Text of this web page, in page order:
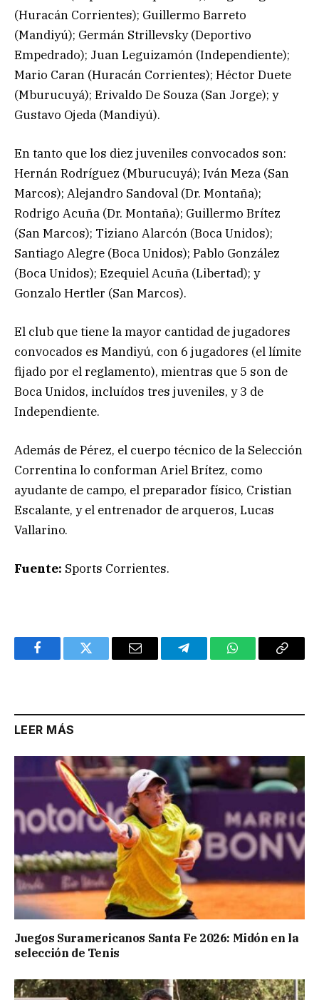
(Huracán Corrientes); Guillermo Barreto
(Mandiyú); Germán Strillevsky (Deportivo
Empedrado); Juan Leguizamón (Independiente);
Mario Caran (Huracán Corrientes); Héctor Duete
(Mburucuyá); Erivaldo De Souza (San Jorge); y
Gustavo Ojeda (Mandiyú).
En tanto que los diez juveniles convocados son:
Hernán Rodríguez (Mburucuyá); Iván Meza (San
Marcos); Alejandro Sandoval (Dr. Montaña);
Rodrigo Acuña (Dr. Montaña); Guillermo Brítez
(San Marcos); Tiziano Alarcón (Boca Unidos);
Santiago Alegre (Boca Unidos); Pablo González
(Boca Unidos); Ezequiel Acuña (Libertad); y
Gonzalo Hertler (San Marcos).
El club que tiene la mayor cantidad de jugadores
convocados es Mandiyú, con 6 jugadores (el límite
fijado por el reglamento), mientras que 5 son de
Boca Unidos, incluídos tres juveniles, y 3 de
Independiente.
Además de Pérez, el cuerpo técnico de la Selección
Correntina lo conforman Ariel Brítez, como
ayudante de campo, el preparador físico, Cristian
Escalante, y el entrenador de arqueros, Lucas
Vallarino.
Fuente: Sports Corrientes.
FacebookTwitter Email TelegramWhatsAppCopy
LEER MÁS
Juegos Suramericanos Santa Fe 2026: Midón en la
selección de Tenis